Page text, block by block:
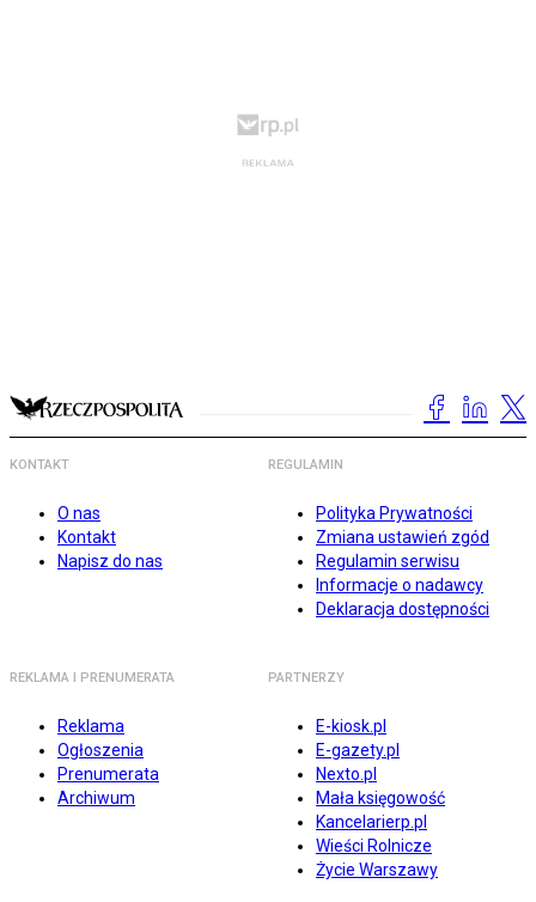
KONTAKT
O nas
Kontakt
Napisz do nas
REGULAMIN
Polityka Prywatności
Zmiana ustawień zgód
Regulamin serwisu
Informacje o nadawcy
Deklaracja dostępności
REKLAMA I PRENUMERATA
Reklama
Ogłoszenia
Prenumerata
Archiwum
PARTNERZY
E-kiosk.pl
E-gazety.pl
Nexto.pl
Mała księgowość
Kancelarierp.pl
Wieści Rolnicze
Życie Warszawy